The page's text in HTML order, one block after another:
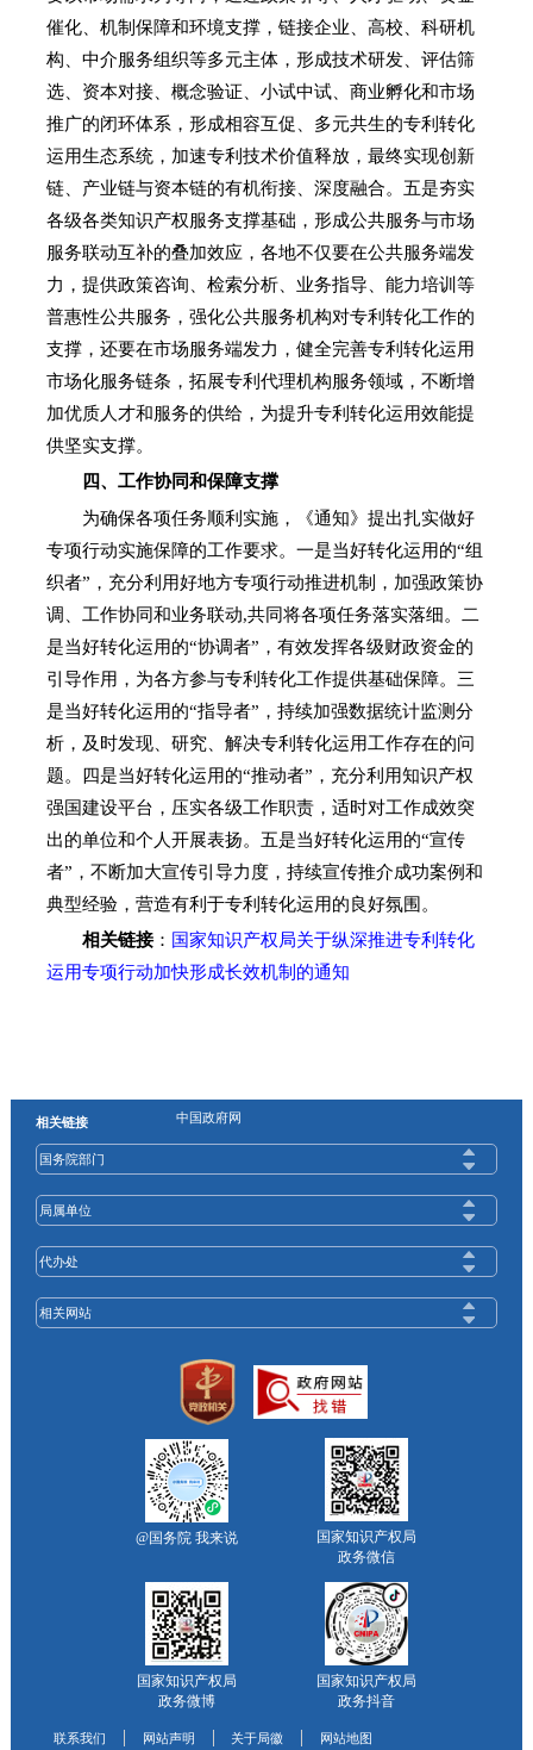
催化、机制保障和环境支撑，链接企业、高校、科研机
构、中介服务组织等多元主体，形成技术研发、评估筛
选、资本对接、概念验证、小试中试、商业孵化和市场
推广的闭环体系，形成相容互促、多元共生的专利转化
运用生态系统，加速专利技术价值释放，最终实现创新
链、产业链与资本链的有机衔接、深度融合。五是夯实
各级各类知识产权服务支撑基础，形成公共服务与市场
服务联动互补的叠加效应，各地不仅要在公共服务端发
力，提供政策咨询、检索分析、业务指导、能力培训等
普惠性公共服务，强化公共服务机构对专利转化工作的
支撑，还要在市场服务端发力，健全完善专利转化运用
市场化服务链条，拓展专利代理机构服务领域，不断增
加优质人才和服务的供给，为提升专利转化运用效能提
供坚实支撑。
四、工作协同和保障支撑
为确保各项任务顺利实施，《通知》提出扎实做好
专项行动实施保障的工作要求。一是当好转化运用的“组
织者”，充分利用好地方专项行动推进机制，加强政策协
调、工作协同和业务联动,共同将各项任务落实落细。二
是当好转化运用的“协调者”，有效发挥各级财政资金的
引导作用，为各方参与专利转化工作提供基础保障。三
是当好转化运用的“指导者”，持续加强数据统计监测分
析，及时发现、研究、解决专利转化运用工作存在的问
题。四是当好转化运用的“推动者”，充分利用知识产权
强国建设平台，压实各级工作职责，适时对工作成效突
出的单位和个人开展表扬。五是当好转化运用的“宣传
者”，不断加大宣传引导力度，持续宣传推介成功案例和
典型经验，营造有利于专利转化运用的良好氛围。
相关链接： 国家知识产权局关于纵深推进专利转化
运用专项行动加快形成长效机制的通知
相关链接 中国政府网
国务院部门
局属单位
代办处
相关网站
@国务院 我来说
国家知识产权局
政务微信
国家知识产权局
政务微博
国家知识产权局
政务抖音
联系我们 网站声明 关于局徽 网站地图